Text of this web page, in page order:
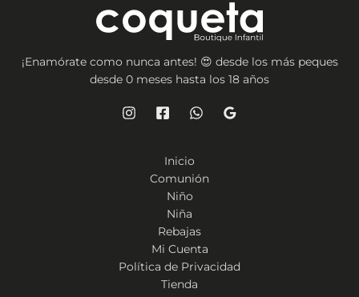
¡Enamórate como nunca antes! 😍 desde los más peques
desde 0 meses hasta los 18 años
Inicio
Comunión
Niño
Niña
Rebajas
Mi Cuenta
Política de Privacidad
Tienda